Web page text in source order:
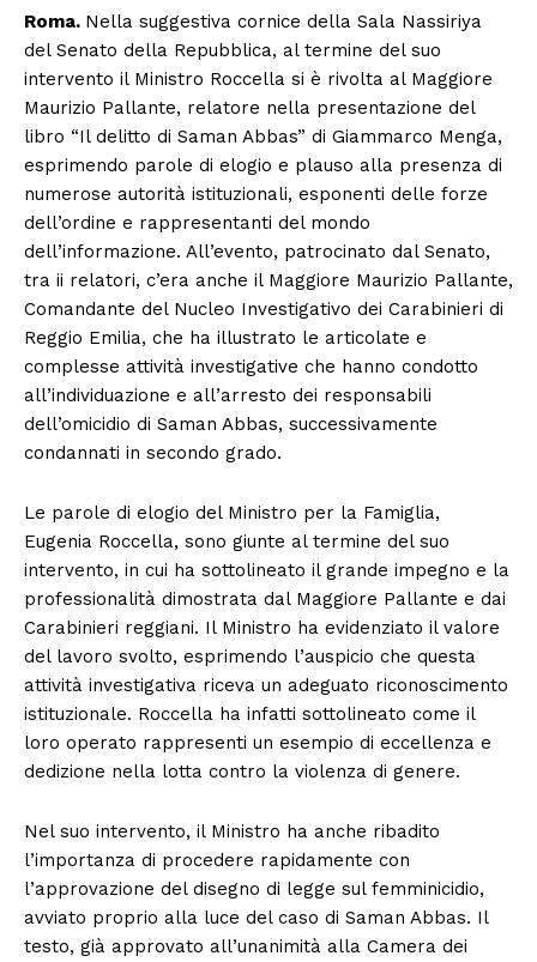
Roma. Nella suggestiva cornice della Sala Nassiriya
del Senato della Repubblica, al termine del suo
intervento il Ministro Roccella si è rivolta al Maggiore
Maurizio Pallante, relatore nella presentazione del
libro “Il delitto di Saman Abbas” di Giammarco Menga,
esprimendo parole di elogio e plauso alla presenza di
numerose autorità istituzionali, esponenti delle forze
dell’ordine e rappresentanti del mondo
dell’informazione. All’evento, patrocinato dal Senato,
tra ii relatori, c’era anche il Maggiore Maurizio Pallante,
Comandante del Nucleo Investigativo dei Carabinieri di
Reggio Emilia, che ha illustrato le articolate e
complesse attività investigative che hanno condotto
all’individuazione e all’arresto dei responsabili
dell’omicidio di Saman Abbas, successivamente
condannati in secondo grado.
Le parole di elogio del Ministro per la Famiglia,
Eugenia Roccella, sono giunte al termine del suo
intervento, in cui ha sottolineato il grande impegno e la
professionalità dimostrata dal Maggiore Pallante e dai
Carabinieri reggiani. Il Ministro ha evidenziato il valore
del lavoro svolto, esprimendo l’auspicio che questa
attività investigativa riceva un adeguato riconoscimento
istituzionale. Roccella ha infatti sottolineato come il
loro operato rappresenti un esempio di eccellenza e
dedizione nella lotta contro la violenza di genere.
Nel suo intervento, il Ministro ha anche ribadito
l’importanza di procedere rapidamente con
l’approvazione del disegno di legge sul femminicidio,
avviato proprio alla luce del caso di Saman Abbas. Il
testo, già approvato all’unanimità alla Camera dei